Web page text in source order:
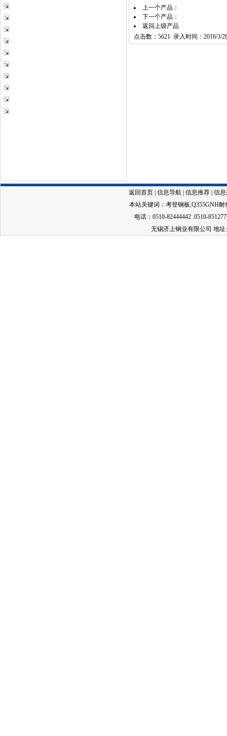
上一个产品：
下一个产品：
返回上级产品
点击数：5621 录入时间：2016/3/
返回首页 信息导航 信息推荐 信
本站关键词： 考登钢板,Q355GNH耐
电话：0510-82444442 0510-
无锡济上钢业有限公司 地